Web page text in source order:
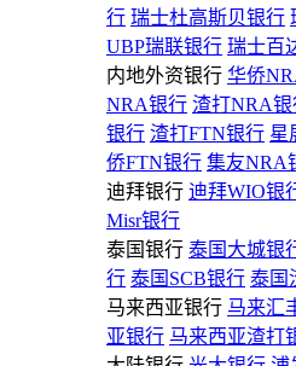
行 瑞士杜高斯贝银行
UBP瑞联银行 瑞士百
内地外资银行 华侨
NRA银行 渣打NRA银
银行 渣打FTN银行 星
侨FTN银行 集友NRA
迪拜银行 迪拜WIO银
Misr银行
泰国银行 泰国大城银
行 泰国SCB银行 泰国
马来西亚银行 马来汇
亚银行 马来西亚渣打